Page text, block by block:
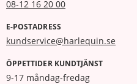
08-12 16 20 00
E-POSTADRESS
kundservice@harlequin.se
ÖPPETTIDER KUNDTJÄNST
9-17 måndag-fredag